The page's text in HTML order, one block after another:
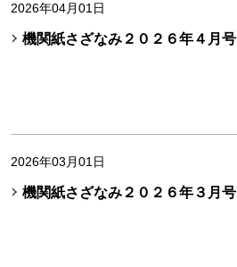
2026年04月01日
機関紙さざなみ２０２６年４月号
2026年03月01日
機関紙さざなみ２０２６年３月号